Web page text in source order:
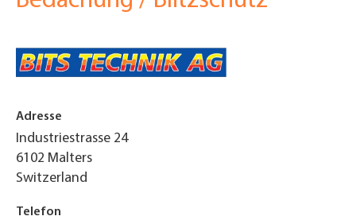
Adresse
Industriestrasse 24
6102 Malters
Switzerland
Telefon